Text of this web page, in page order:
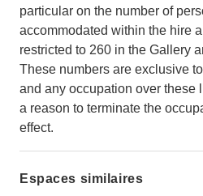
particular on the number of
accommodated within the hire
restricted to 260 in the Gallery
These numbers are exclusive
and any occupation over these
a reason to terminate the
effect.
Espaces similaires